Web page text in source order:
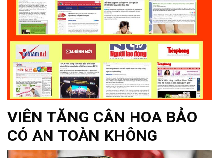
VIÊN TĂNG CÂN HOA BẢO
CÓ AN TOÀN KHÔNG